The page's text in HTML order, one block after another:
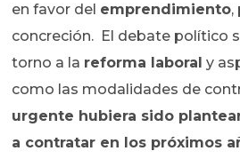
en favor del emprendimiento,
concreción. El debate político
torno a la reforma laboral y
como las modalidades de
urgente hubiera sido
a contratar en los próximos